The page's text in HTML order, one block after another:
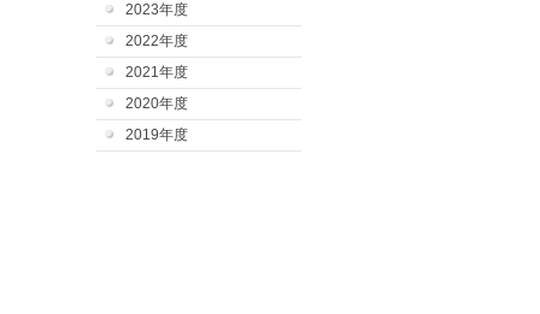
2023年度
2022年度
2021年度
2020年度
2019年度